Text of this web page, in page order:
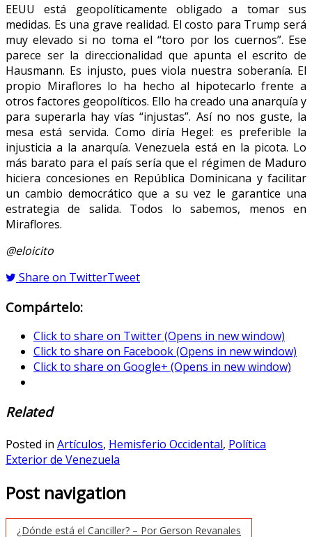
EEUU está geopolíticamente obligado a tomar sus
medidas. Es una grave realidad. El costo para Trump será
muy elevado si no toma el “toro por los cuernos”. Ese
parece ser la direccionalidad que apunta el escrito de
Hausmann. Es injusto, pues viola nuestra soberanía. El
propio Miraflores lo ha hecho al hipotecarlo frente a
otros factores geopolíticos. Ello ha creado una anarquía y
para superarla hay vías “injustas”. Así no nos guste, la
mesa está servida. Como diría Hegel: es preferible la
injusticia a la anarquía. Venezuela está en la picota. Lo
más barato para el país sería que el régimen de Maduro
hiciera concesiones en República Dominicana y facilitar
un cambio democrático que a su vez le garantice una
estrategia de salida. Todos lo sabemos, menos en
Miraflores.
@eloicito
Share on TwitterTweet
Compártelo:
Click to share on Twitter (Opens in new window)
Click to share on Facebook (Opens in new window)
Click to share on Google+ (Opens in new window)
Related
Posted in Artículos, Hemisferio Occidental, Política
Exterior de Venezuela
Post navigation
¿Dónde está el Canciller? – Por Gerson Revanales